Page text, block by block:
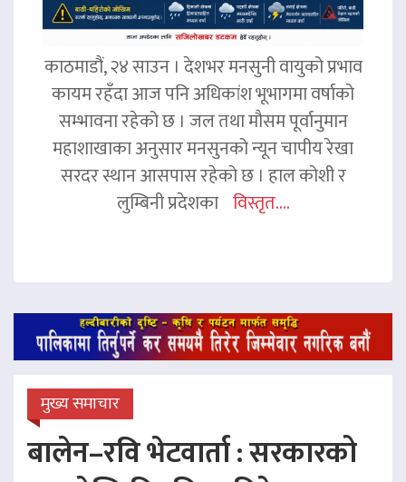
काठमाडौं, २४ साउन । देशभर मनसुनी वायुको प्रभाव
कायम रहँदा आज पनि अधिकांश भूभागमा वर्षाको
सम्भावना रहेको छ । जल तथा मौसम पूर्वानुमान
महाशाखाका अनुसार मनसुनको न्यून चापीय रेखा
सरदर स्थान आसपास रहेको छ । हाल कोशी र
लुम्बिनी प्रदेशका विस्तृत....
मुख्य समाचार
बालेन–रवि भेटवार्ता : सरकारको